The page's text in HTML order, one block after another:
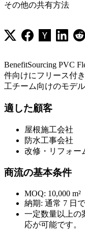
その他の共有方法
BenefitSourcing PVC
件向けにフリース付
工チーム向けのモデル
適した顧客
屋根施工会社
防水工事会社
改修・リフォー
商流の基本条件
MOQ: 10,000 m²
納期: 通常 7 日で
一定数量以上の
応が可能です。